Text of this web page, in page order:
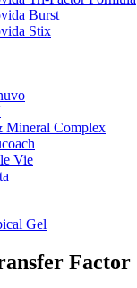
Burst
Stix
Mineral Complex
Vie
Gel
Factor